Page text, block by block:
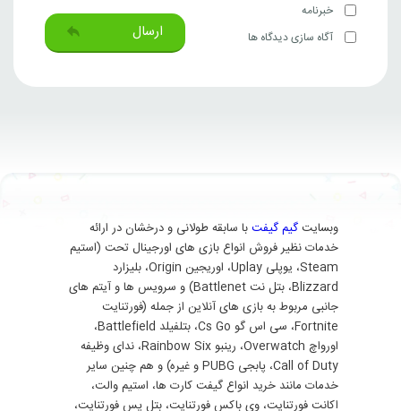
خبرنامه
آگاه سازی دیدگاه ها
ارسال
وبسایت گیم گیفتبا سابقه طولانی و درخشان در ارائه
خدمات نظیر فروش انواع بازی های اورجینال تحت (استیم
Steam، یوپلی Uplay، اوریجین Origin، بلیزارد
Blizzard، بتل نت Battlenet) و سرویس ها و آیتم های
جانبی مربوط به بازی های آنلاین از جمله (فورتنایت
Fortnite، سی اس گو Cs Go، بتلفیلد Battlefield،
اورواچ Overwatch، رینبو Rainbow Six، ندای وظیفه
Call of Duty، پابجی PUBG و غیره) و هم چنین سایر
خدمات مانند خرید انواع گیفت کارت ها، استیم والت،
اکانت فورتنایت، وی باکس فورتنایت، بتل پس فورتنایت،